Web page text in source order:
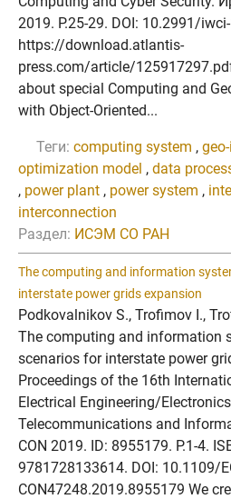
2019. P.25-29. DOI: 10.2991/
https://download.atlantis-
press.com/article/
about special Computing and
with Object-Oriented...
Теги: computing system ,
optimization model , data
, power plant , power system ,
interconnection
Раздел: ИСЭМ СО РАН
The computing and information
interstate power grids expansion
Podkovalnikov S., Trofimov I.,
The computing and information
scenarios for interstate power
Proceedings of the 16th
Electrical Engineering/
Telecommunications and
CON 2019. ID: 8955179. P.1-4.
9781728133614. DOI: 10.1109/
CON47248.2019.8955179 We